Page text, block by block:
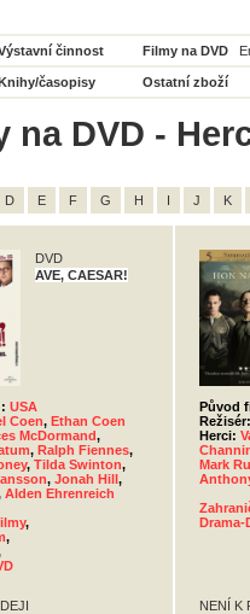
činnost Filmy na DVD
časopisy Ostatní zboží
na DVD -
D E F G H I J K
DVD
AVE, CAESAR!
USA
Coen, Ethan Coen
McDormand,
, Ralph Fiennes,
, Tilda Swinton,
, Jonah Hill,
Alden Ehrenreich
,
,
Původ
Režisér:
Herci:
Mark
Drama-
NENÍ K